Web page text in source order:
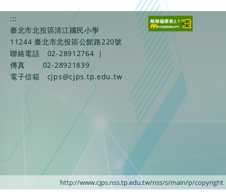
:::
臺北市北投區清江國民小學
11244 臺北市北投區公館路220號
聯絡電話
02-28912764
|
傳真
02-28921839
電子信箱
cjps@cjps.tp.edu.tw
http://www.cjps.nss.tp.edu.tw/nss/s/main/p/copyright